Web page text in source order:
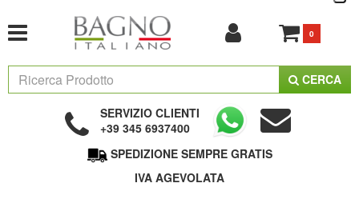
0
CERCA
SERVIZIO CLIENTI
+39 345 6937400
SPEDIZIONE SEMPRE GRATIS
IVA AGEVOLATA